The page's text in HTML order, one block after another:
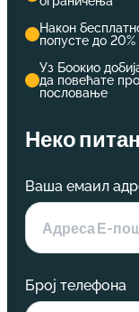
Након
попусте до
Уз Боокио
да повећате
пословање
Неко
Ваша емаил
Број телефона